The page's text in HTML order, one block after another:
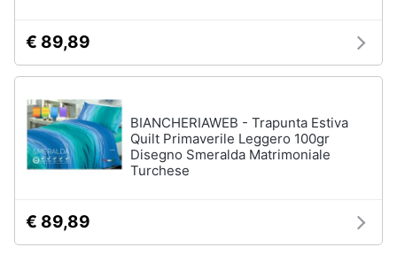
€ 89,89
BIANCHERIAWEB - Trapunta Estiva
Quilt Primaverile Leggero 100gr
Disegno Smeralda Matrimoniale
Turchese
€ 89,89